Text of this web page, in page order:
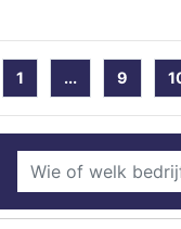
1 ... 9